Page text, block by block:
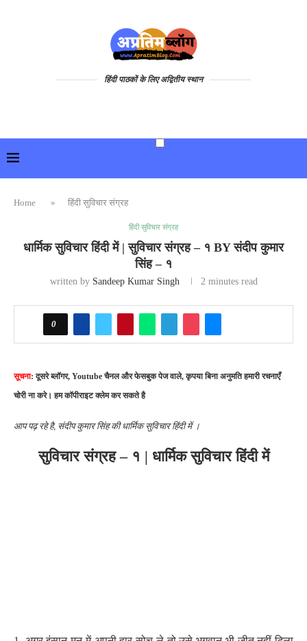
हिंदी पाठकों के लिए अद्वितीय स्थान
Home » हिंदी सुविचार संग्रह
हिंदी सुविचार संग्रह
धार्मिक सुविचार हिंदी में | सुविचार संग्रह – १ BY संदीप कुमार
सिंह – १
written by Sandeep Kumar Singh 2 minutes read
0
सूचना: दूसरे ब्लॉगर, Youtube चैनल और फेसबुक पेज वाले, कृपया बिना अनुमति हमारी रचनाएँ
चोरी ना करे। हम कॉपीराइट क्लेम कर सकते है
आप पढ़ रहे है, संदीप कुमार सिंह की धार्मिक सुविचार हिंदी में ।
सुविचार संग्रह – १ | धार्मिक सुविचार हिंदी में